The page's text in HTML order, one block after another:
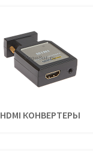
HDMI КОНВЕРТЕРЫ